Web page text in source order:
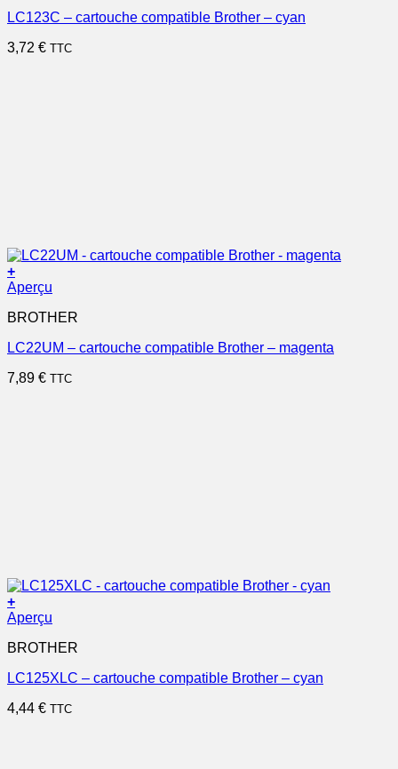
LC123C – cartouche compatible Brother – cyan
3,72 € TTC
+
Aperçu
BROTHER
LC22UM – cartouche compatible Brother – magenta
7,89 € TTC
+
Aperçu
BROTHER
LC125XLC – cartouche compatible Brother – cyan
4,44 € TTC